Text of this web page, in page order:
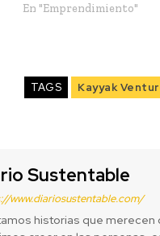
En "Emprendimiento"
TAGS Kayyak
Sustentable
www.diariosustentable.com/
historias que